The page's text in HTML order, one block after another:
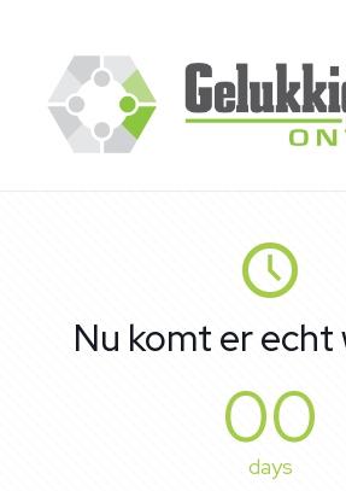
Nu komt er echt
00
days